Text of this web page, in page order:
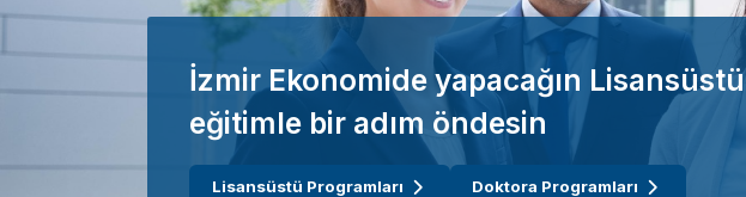
İzmir Ekonomide yapacağın Lisansüstü
eğitimle bir adım öndesin
Lisansüstü Programları Doktora Programları